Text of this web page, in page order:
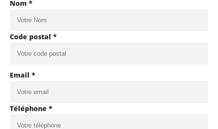
Nom *
Code postal *
Email *
Téléphone *